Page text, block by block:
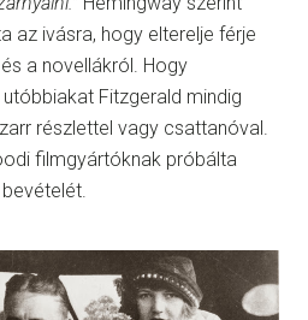
az ivásra, hogy elterelje férje
a novellákról. Hogy
Fitzgerald mindig
részlettel vagy csattanóval.
filmgyártóknak próbálta